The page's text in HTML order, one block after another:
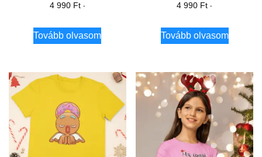
4 990 Ft -
Tovább olvasom
4 990 Ft -
Tovább olvasom